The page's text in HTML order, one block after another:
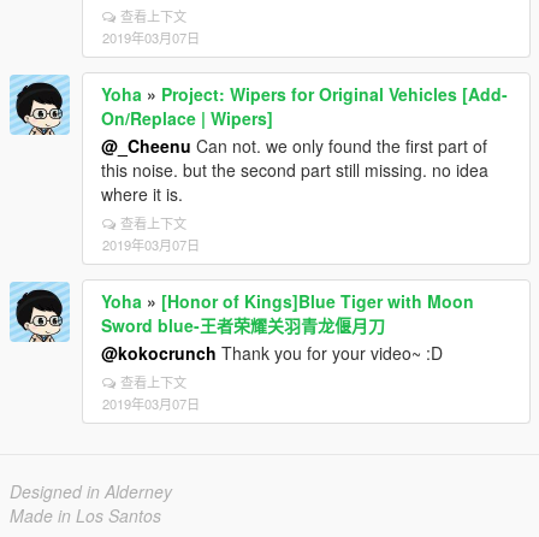
查看上下文
2019年03月07日
Yoha » Project: Wipers for Original Vehicles [Add-
On/Replace | Wipers]
@_Cheenu Can not. we only found the first part of
this noise. but the second part still missing. no idea
where it is.
查看上下文
2019年03月07日
Yoha » [Honor of Kings]Blue Tiger with Moon
Sword blue-王者荣耀关羽青龙偃月刀
@kokocrunch Thank you for your video~ :D
查看上下文
2019年03月07日
Designed in Alderney
Made in Los Santos